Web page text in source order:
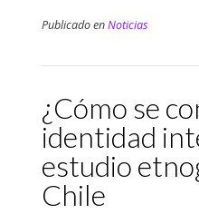
Publicado enNoticias
¿Cómo se
identidad
estudio
Chile